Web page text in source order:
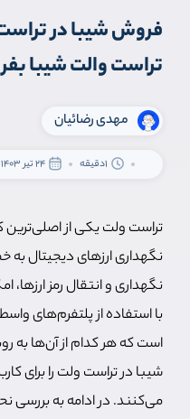
فروش شیبا در
تراست والت شیبا
مهدی رضائیان
1دقیقه 24 تیر 1403
تراست ولت یکی از اصلی‌ترین
نگهداری ارزهای دیجیتال
نگهداری و انتقال رمز
با استفاده از پلتفرم‌های
است که هر کدام از آن‌ها
شیبا در تراست ولت را برای
می‌کنند. در ادامه به بررسی